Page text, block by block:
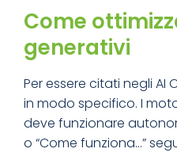
Come
generativi
Per essere citati negli
in modo specifico. I
deve funzionare
o “Come funziona…”